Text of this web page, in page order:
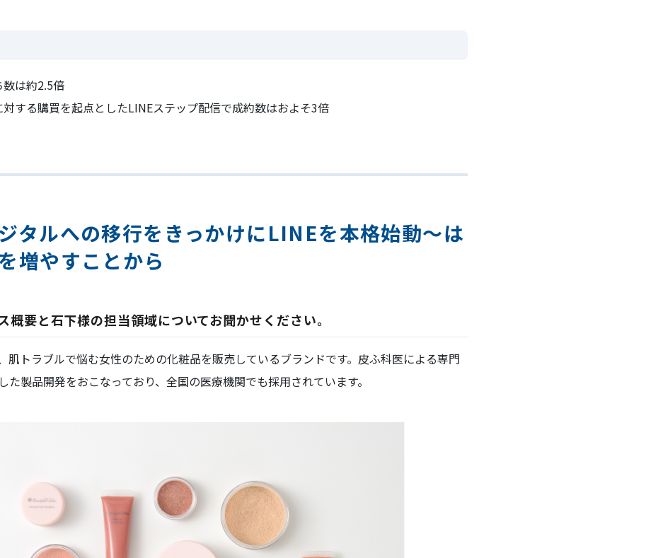
は約2.5倍
する購買を起点としたLINEステップ配信で成約数はおよそ3倍
タルへの移行をきっかけにLINEを本格始動～は
増やすことから
要と石下様の担当領域についてお聞かせください。
肌トラブルで悩む女性のための化粧品を販売しているブランドです。皮ふ科医による専門
た製品開発をおこなっており、全国の医療機関でも採用されています。